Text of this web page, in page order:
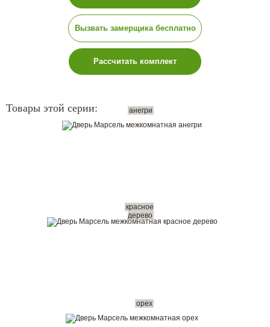
Вызвать замерщика бесплатно
Рассчитать комплект
Товары этой серии: анегри
красное
дерево
орех